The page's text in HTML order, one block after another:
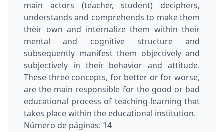
main actors (teacher, student) deciphers,
understands and comprehends to make them
their own and internalize them within their
mental and cognitive structure and
subsequently manifest them objectively and
subjectively in their behavior and attitude.
These three concepts, for better or for worse,
are the main responsible for the good or bad
educational process of teaching-learning that
takes place within the educational institution.
Número de páginas: 14